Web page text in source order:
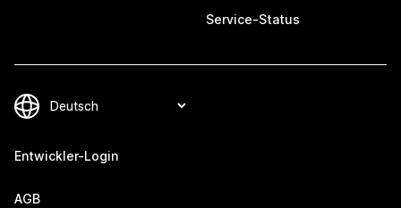
Service-Status
Entwickler-Login
AGB